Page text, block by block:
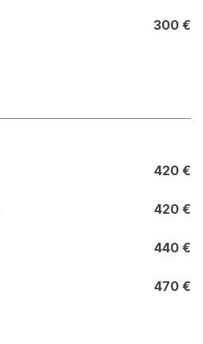
300 €
420 €
420 €
440 €
470 €